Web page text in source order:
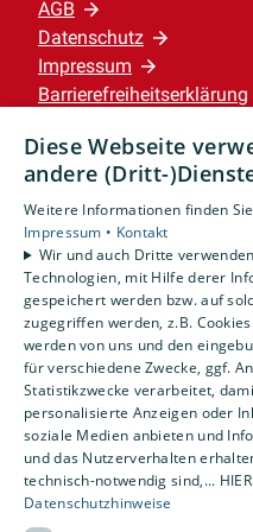
deinem Praktikum
kannst.
AGB
Datenschutz
Impressum
Barrierefreiheitserklärung
Leistungen
Privatkunden
Karriere
Unternehmen
Standorte
Wennigsen
Diese Webseite
andere (Dritt-
Weitere Informationen finden
Impressum • Kontakt
Wir und auch Dritte
Technologien, mit Hilfe derer
gespeichert werden bzw. auf
zugegriffen werden, z.B.
werden von uns und den
für verschiedene Zwecke, ggf.
Statistikzwecke verarbeitet,
personalisierte Anzeigen oder
soziale Medien anbieten und
und das Nutzerverhalten
technisch-notwendig sind,... HIER
Datenschutzhinweise